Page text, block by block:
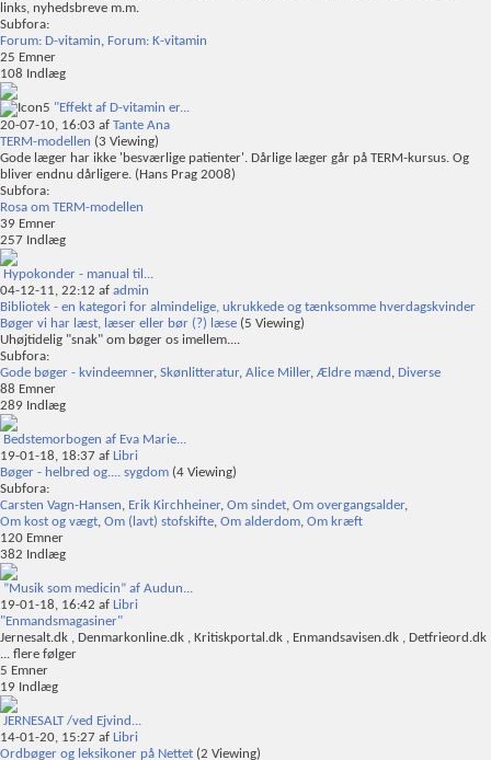
links, nyhedsbreve m.m.
Subfora:
Forum: D-vitamin, Forum: K-vitamin
25 Emner
108 Indlæg
"Effekt af D-vitamin er...
20-07-10, 16:03 af Tante Ana
TERM-modellen (3 Viewing)
Gode læger har ikke 'besværlige patienter'. Dårlige læger går på TERM-kursus. Og
bliver endnu dårligere. (Hans Prag 2008)
Subfora:
Rosa om TERM-modellen
39 Emner
257 Indlæg
Hypokonder - manual til...
04-12-11, 22:12 af admin
Bibliotek - en kategori for almindelige, ukrukkede og tænksomme hverdagskvinder
Bøger vi har læst, læser eller bør (?) læse (5 Viewing)
Uhøjtidelig "snak" om bøger os imellem....
Subfora:
Gode bøger - kvindeemner, Skønlitteratur, Alice Miller, Ældre mænd , Diverse
88 Emner
289 Indlæg
Bedstemorbogen af Eva Marie...
19-01-18, 18:37 af Libri
Bøger - helbred og.... sygdom (4 Viewing)
Subfora:
Carsten Vagn-Hansen, Erik Kirchheiner, Om sindet, Om overgangsalder,
Om kost og vægt, Om (lavt) stofskifte, Om alderdom, Om kræft
120 Emner
382 Indlæg
”Musik som medicin” af Audun...
19-01-18, 16:42 af Libri
"Enmandsmagasiner"
Jernesalt.dk , Denmarkonline.dk , Kritiskportal.dk , Enmandsavisen.dk , Detfrieord.dk
... flere følger
5 Emner
19 Indlæg
JERNESALT /ved Ejvind...
14-01-20, 15:27 af Libri
Ordbøger og leksikoner på Nettet (2 Viewing)